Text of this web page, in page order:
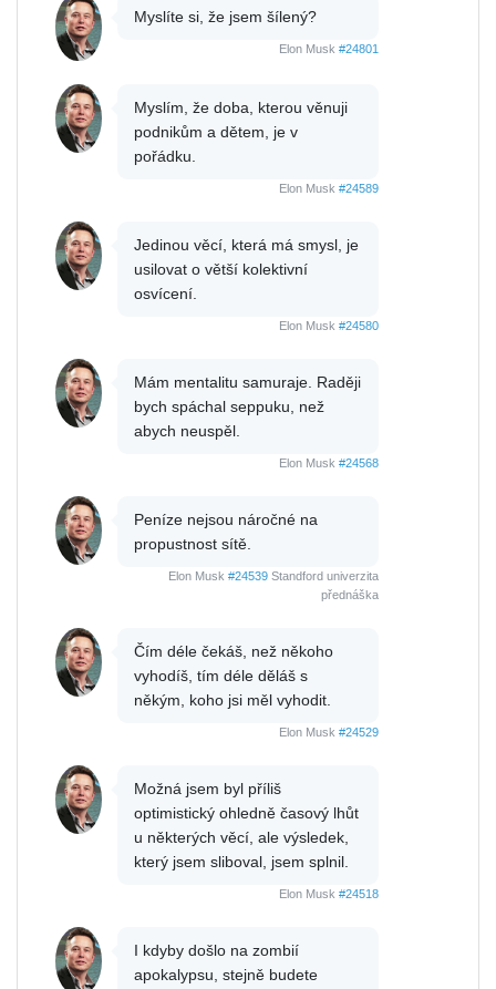
Myslíte si, že jsem šílený?
Elon Musk #24801
Myslím, že doba, kterou věnuji
podnikům a dětem, je v
pořádku.
Elon Musk #24589
Jedinou věcí, která má smysl, je
usilovat o větší kolektivní
osvícení.
Elon Musk #24580
Mám mentalitu samuraje. Raději
bych spáchal seppuku, než
abych neuspěl.
Elon Musk #24568
Peníze nejsou náročné na
propustnost sítě.
Elon Musk #24539 Standford univerzita
přednáška
Čím déle čekáš, než někoho
vyhodíš, tím déle děláš s
někým, koho jsi měl vyhodit.
Elon Musk #24529
Možná jsem byl příliš
optimistický ohledně časový lhůt
u některých věcí, ale výsledek,
který jsem sliboval, jsem splnil.
Elon Musk #24518
I kdyby došlo na zombií
apokalypsu, stejně budete